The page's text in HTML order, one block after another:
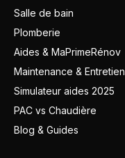
Salle de bain
Plomberie
Aides & MaPrimeRénov
Maintenance & Entretien
Simulateur aides 2025
PAC vs Chaudière
Blog & Guides